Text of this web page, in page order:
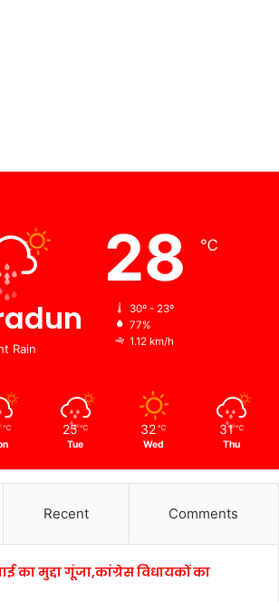
Rain
28 ℃
30º - 23º
77%
1.12 km/h
℃ 25 ℃
Tue
32 ℃
Wed
31 ℃
Thu
Recent Comments
का मुद्दा गूंजा,कांग्रेस विधायकों का